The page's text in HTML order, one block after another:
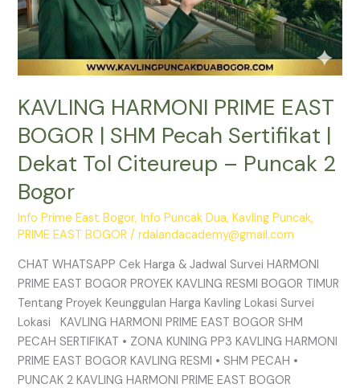
KAVLING HARMONI PRIME EAST
BOGOR | SHM Pecah Sertifikat |
Dekat Tol Citeureup – Puncak 2
Bogor
Info Prime East Bogor,Info Puncak Dua,Kavling Puncak,
PRIME EAST BOGOR /rdalandacademy@gmail.com
CHAT WHATSAPP Cek Harga & Jadwal Survei HARMONI
PRIME EAST BOGOR PROYEK KAVLING RESMI BOGOR TIMUR
Tentang Proyek Keunggulan Harga Kavling Lokasi Survei
Lokasi KAVLING HARMONI PRIME EAST BOGOR SHM
PECAH SERTIFIKAT • ZONA KUNING PP3 KAVLING HARMONI
PRIME EAST BOGOR KAVLING RESMI • SHM PECAH •
PUNCAK 2 KAVLING HARMONI PRIME EAST BOGOR
–
Puncak
2